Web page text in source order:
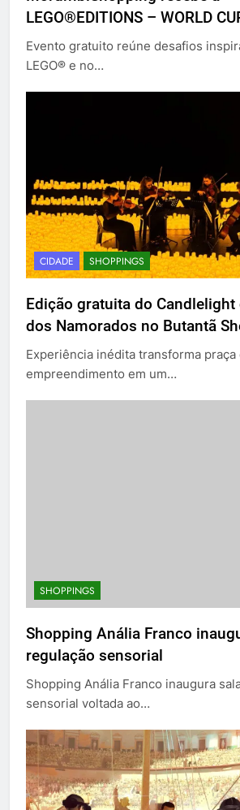
LEGO®EDITIONS – WORLD
Evento gratuito reúne desafios
LEGO® e no…
CIDADE SHOPPINGS
Edição gratuita do Candlelight
dos Namorados no Butantã
Experiência inédita transforma
empreendimento em um…
SHOPPINGS
Shopping Anália Franco
regulação sensorial
Shopping Anália Franco inaugura
sensorial voltada ao…